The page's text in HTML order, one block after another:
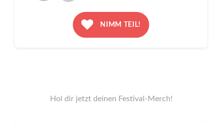
NIMM TEIL!
Hol dir jetzt deinen Festival-Merch!